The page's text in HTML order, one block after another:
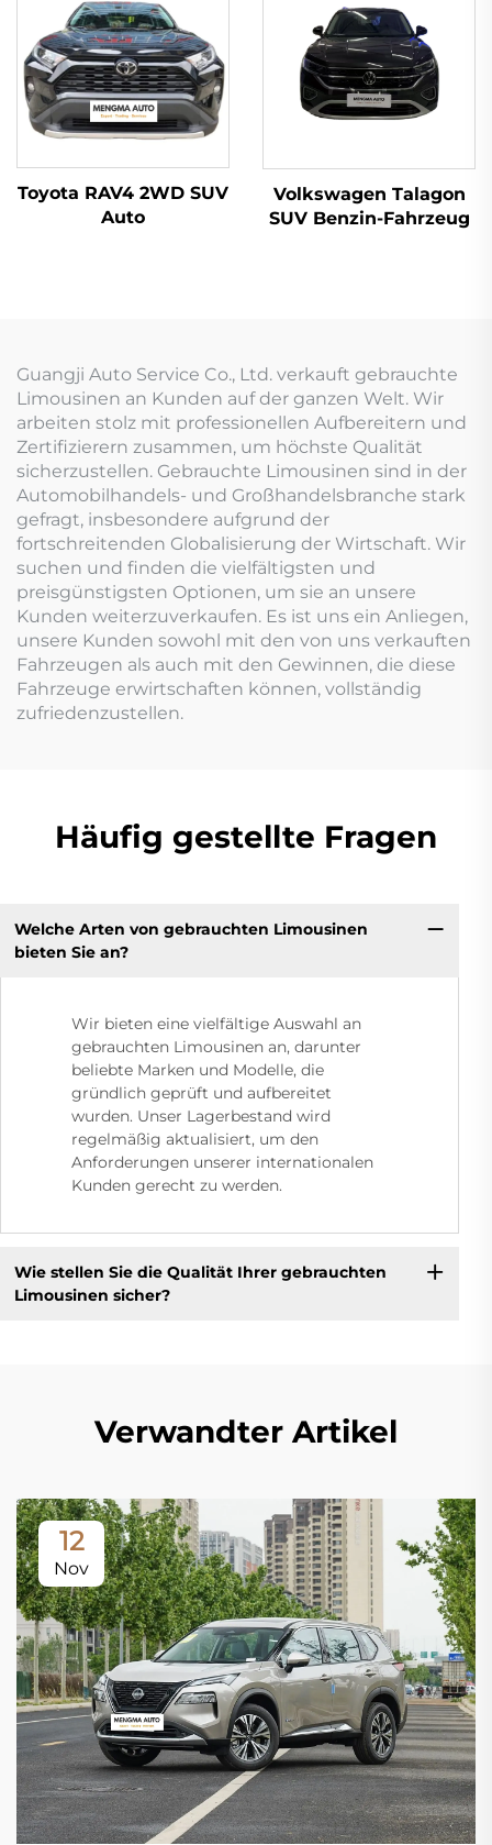
Toyota RAV4 2WD SUV
Auto
Volkswagen Talagon
SUV Benzin-Fahrzeug
Guangji Auto Service Co., Ltd. verkauft gebrauchte
Limousinen an Kunden auf der ganzen Welt. Wir
arbeiten stolz mit professionellen Aufbereitern und
Zertifizierern zusammen, um höchste Qualität
sicherzustellen. Gebrauchte Limousinen sind in der
Automobilhandels- und Großhandelsbranche stark
gefragt, insbesondere aufgrund der
fortschreitenden Globalisierung der Wirtschaft. Wir
suchen und finden die vielfältigsten und
preisgünstigsten Optionen, um sie an unsere
Kunden weiterzuverkaufen. Es ist uns ein Anliegen,
unsere Kunden sowohl mit den von uns verkauften
Fahrzeugen als auch mit den Gewinnen, die diese
Fahrzeuge erwirtschaften können, vollständig
zufriedenzustellen.
Häufig gestellte Fragen
Welche Arten von gebrauchten Limousinen
bieten Sie an?
Wir bieten eine vielfältige Auswahl an
gebrauchten Limousinen an, darunter
beliebte Marken und Modelle, die
gründlich geprüft und aufbereitet
wurden. Unser Lagerbestand wird
regelmäßig aktualisiert, um den
Anforderungen unserer internationalen
Kunden gerecht zu werden.
Wie stellen Sie die Qualität Ihrer gebrauchten
Limousinen sicher?
Verwandter Artikel
12
Nov